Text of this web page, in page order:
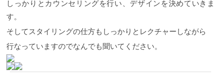
しっかりとカウンセリングを行い、デザインを決めていきま
す。
そしてスタイリングの仕方もしっかりとレクチャーしながら
行なっていますのでなんでも聞いてください。